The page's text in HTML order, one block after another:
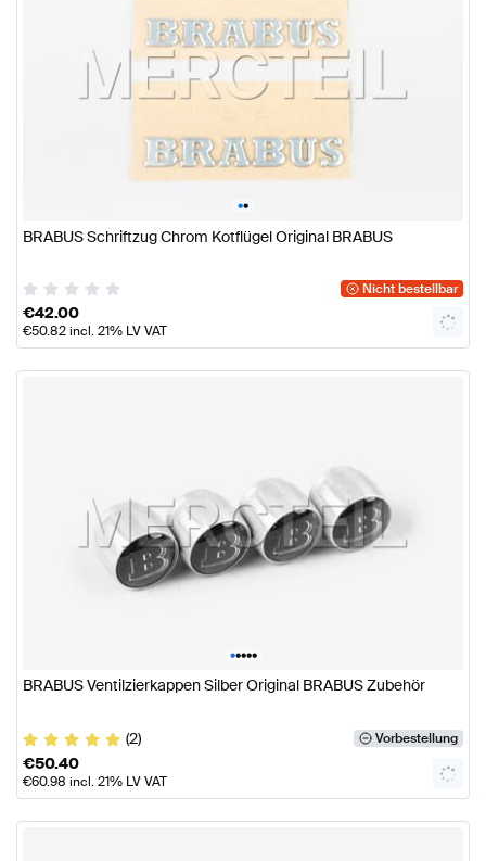
••
BRABUS Schriftzug Chrom Kotflügel Original BRABUS
Nicht bestellbar
€42.00
€50.82incl. 21% LV VAT
•••••
BRABUS Ventilzierkappen Silber Original BRABUS Zubehör
(2) Vorbestellung
€50.40
€60.98 incl. 21% LV VAT